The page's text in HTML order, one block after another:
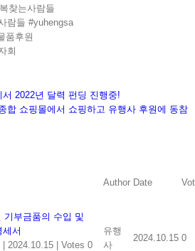
찾는사람들
람들 #yuhengsa
품후원
회
2022년 달력 펀딩 진행중!
합 쇼핑몰에서 쇼핑하고 유행사 후원에 동참
Author Date
기부금품의 수입 및
세서
| 2024.10.15 | Votes 0
유행
사
2024.10.15 0